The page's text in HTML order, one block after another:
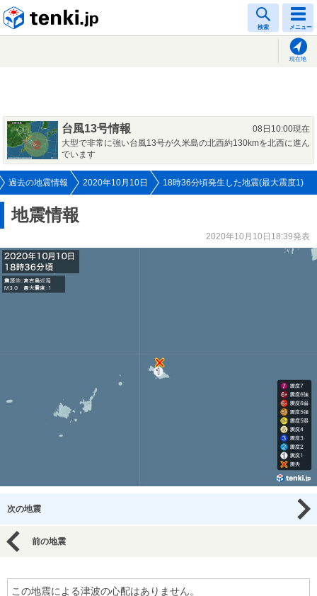
検索 メニュー
現在地
台風13号情報
08日10:00現在
大型で非常に強い台風13号が久米島の北西約130kmを北西に進ん
でいます
過去の地震情報 2020年10月10日 18時36分頃発生した地震(最大震度1)
地震情報
2020年10月10日18:39発表
次の地震
前の地震
この地震による津波の心配はありません。